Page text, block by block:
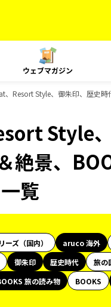
ウェブマガジン
、Resort Style、御朱印、歴史
Style
絶景、
覧
ズ（国内） aruco 海外
御朱印 歴史時代 旅の
旅の読み物 BOOKS